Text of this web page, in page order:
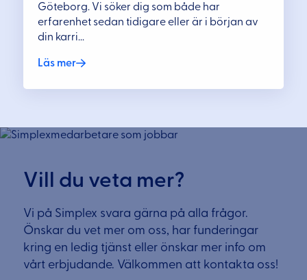
Göteborg. Vi söker dig som både har
erfarenhet sedan tidigare eller är i början av
din karri...
Läs mer
Vill du veta mer?
Vi på Simplex svara gärna på alla frågor.
Önskar du vet mer om oss, har funderingar
kring en ledig tjänst eller önskar mer info om
vårt erbjudande. Välkommen att kontakta oss!